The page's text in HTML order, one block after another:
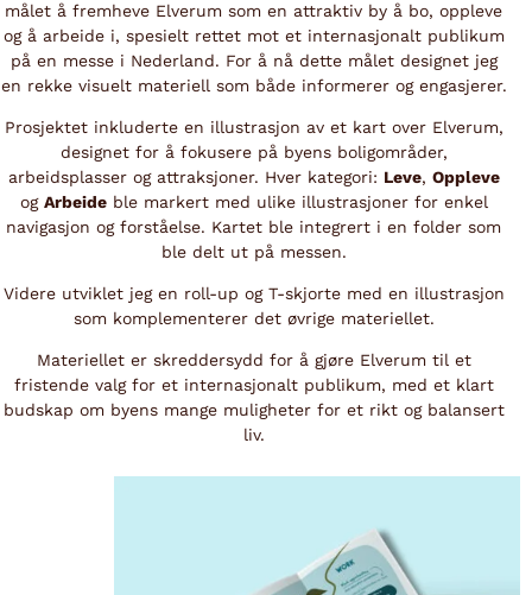
målet å fremheve Elverum som en attraktiv by å bo, oppleve
og å arbeide i, spesielt rettet mot et internasjonalt publikum
på en messe i Nederland. For å nå dette målet designet jeg
en rekke visuelt materiell som både informerer og engasjerer.
Prosjektet inkluderte en illustrasjon av et kart over Elverum,
designet for å fokusere på byens boligområder,
arbeidsplasser og attraksjoner. Hver kategori: Leve, Oppleve
og Arbeideble markert med ulike illustrasjoner for enkel
navigasjon og forståelse. Kartet ble integrert i en folder som
ble delt ut på messen.
Videre utviklet jeg en roll-up og T-skjorte med en illustrasjon
som komplementerer det øvrige materiellet.
Materiellet er skreddersydd for å gjøre Elverum til et
fristende valg for et internasjonalt publikum, med et klart
budskap om byens mange muligheter for et rikt og balansert
liv.